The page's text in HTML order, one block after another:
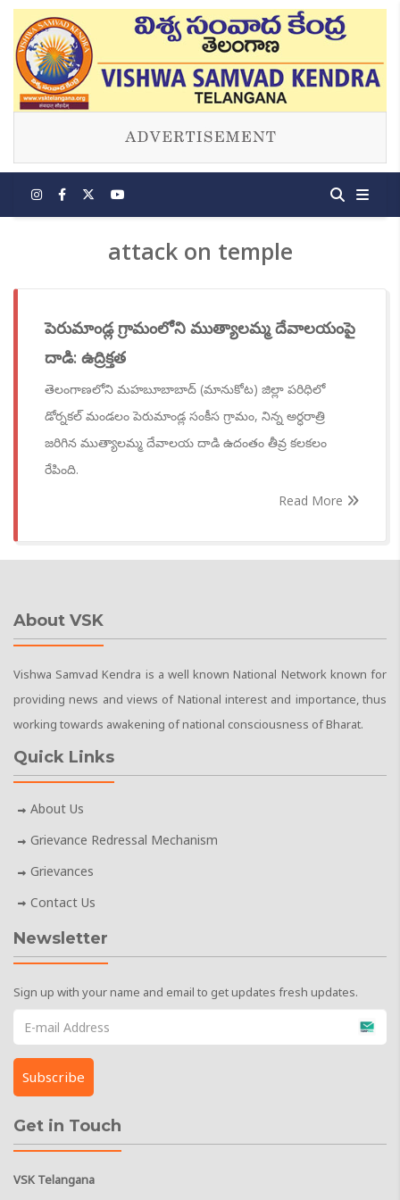
attack on temple
పెరుమాండ్ల గ్రామంలోని ముత్యాలమ్మ దేవాలయంపై
దాడి: ఉద్రిక్తత
తెలంగాణలోని మహబూబాబాద్ (మానుకోట) జిల్లా పరిధిలో
డోర్నకల్ మండలం పెరుమాండ్ల సంకీస గ్రామం, నిన్న అర్ధరాత్రి
జరిగిన ముత్యాలమ్మ దేవాలయ దాడి ఉదంతం తీవ్ర కలకలం
రేపింది.
Read More
About VSK
Vishwa Samvad Kendra is a well known National Network known for
providing news and views of National interest and importance, thus
working towards awakening of national consciousness of Bharat.
Quick Links
About Us
Grievance Redressal Mechanism
Grievances
Contact Us
Newsletter
Sign up with your name and email to get updates fresh updates.
Get in Touch
VSK Telangana